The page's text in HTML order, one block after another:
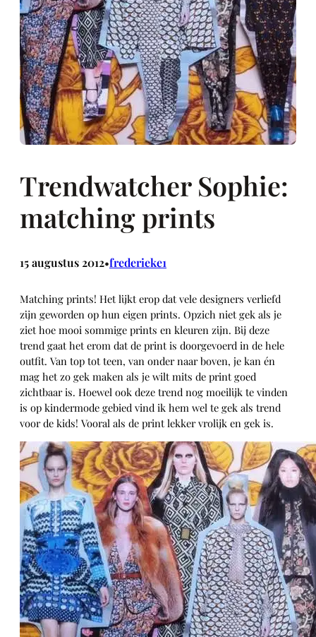
Trendwatcher Sophie:
matching prints
15 augustus 2012•frederieke1
Matching prints! Het lijkt erop dat vele designers verliefd
zijn geworden op hun eigen prints. Opzich niet gek als je
ziet hoe mooi sommige prints en kleuren zijn. Bij deze
trend gaat het erom dat de print is doorgevoerd in de hele
outfit. Van top tot teen, van onder naar boven, je kan én
mag het zo gek maken als je wilt mits de print goed
zichtbaar is. Hoewel ook deze trend nog moeilijk te vinden
is op kindermode gebied vind ik hem wel te gek als trend
voor de kids! Vooral als de print lekker vrolijk en gek is.